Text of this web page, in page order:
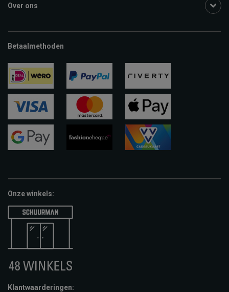
Over ons
Betaalmethoden
ideal paypal riverty
visa
apple-
pay
Onze winkels:
Klantwaarderingen: